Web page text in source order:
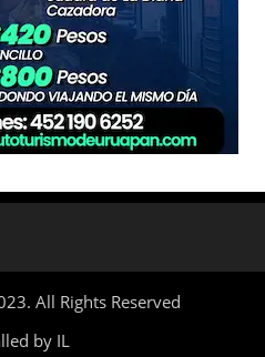
All Rights Reserved
by IL